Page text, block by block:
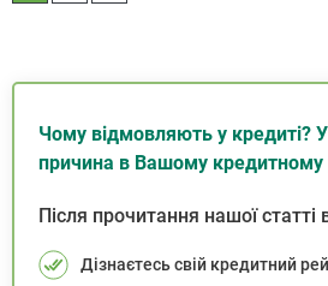
Чому відмовляють у кредиті?
причина в Вашому кредитному
Після прочитання нашої статті
Дізнаєтесь свій кредитний